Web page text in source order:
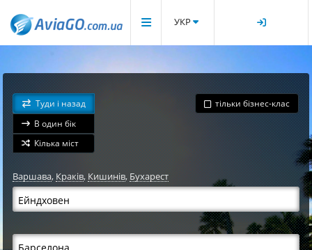
УКР
Туди і назад
В один бік
Кілька міст
тільки бізнес-клас
Варшава, Краків,Кишинів,Бухарест